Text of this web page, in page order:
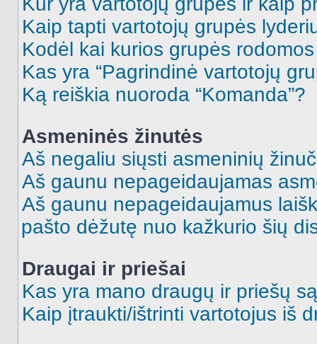
Kaip tapti vartotojų grupės
Kodėl kai kurios grupės
Kas yra “Pagrindinė vartotojų
Ką reiškia nuoroda “Komanda”?
Asmeninės žinutės
Aš negaliu siųsti asmeninių
Aš gaunu nepageidaujamas
Aš gaunu nepageidaujamus
pašto dėžutę nuo kažkurio šių
Draugai ir priešai
Kas yra mano draugų ir priešų
Kaip įtraukti/ištrinti vartotojus iš